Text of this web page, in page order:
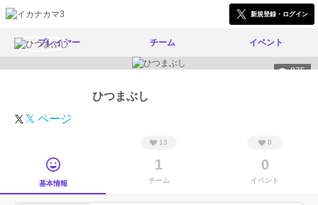
新規登録・ログイン
プレイヤー チーム イベント
875
ひつまぶし
𝕏 ページ
基本情報
13
1
チーム
0
0
イベント